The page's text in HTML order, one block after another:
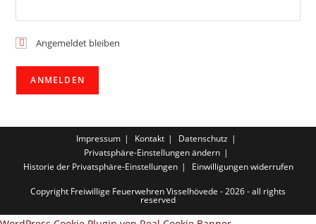
Angemeldet bleiben
Impressum Kontakt
Datenschutz
Privatsphäre-Einstellungen ändern
Historie der Privatsphäre-Einstellungen
Einwilligungen widerrufen
Copyright Freiwillige Feuerwehren Visselhövede - 2026 - all rights
reserved